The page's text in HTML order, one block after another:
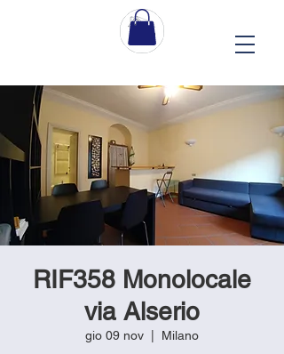
RIF358 Monolocale
via Alserio
gio 09 nov Milano